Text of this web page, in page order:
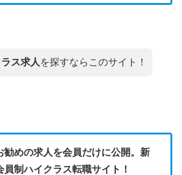
ス求人を探すならこのサイト！
勧めの求人を会員だけに公開。新
員制ハイクラス転職サイト！